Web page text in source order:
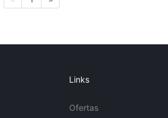
Links
Ofertas